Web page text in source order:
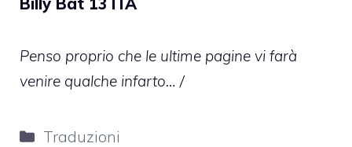
Penso proprio che le ultime pagine vi farà
venire qualche infarto… /
Categorie
Traduzioni